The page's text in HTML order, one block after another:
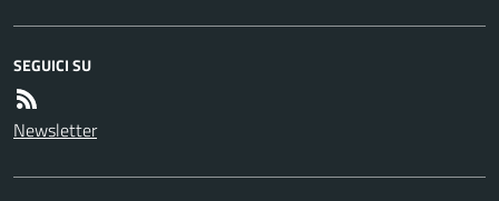
SEGUICI SU
Newsletter